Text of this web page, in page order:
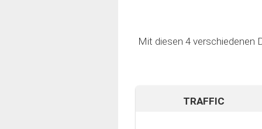
Mit diesen 4 verschiedenen
TRAFFIC